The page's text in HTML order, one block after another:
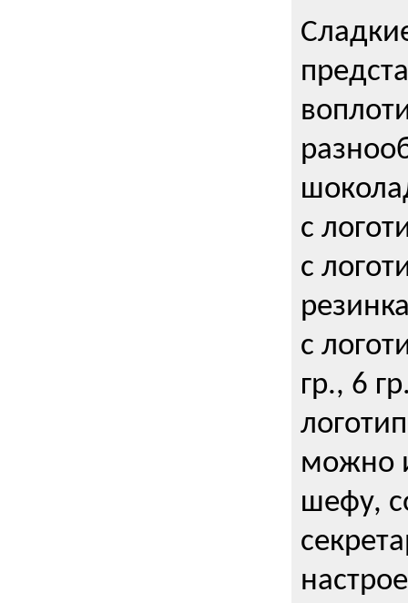
с
с
с
гр., 6
можно
шефу,